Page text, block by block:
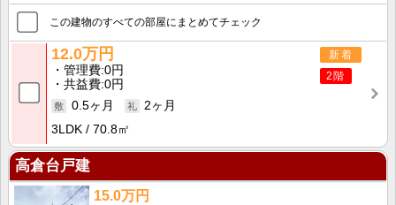
この建物のすべての部屋にまとめてチェック
新着
2階
12.0万円
管理費 0円
共益費 0円
0.5ヶ月
2ヶ月
3LDK
70.8㎡
高倉台戸建
15.0万円